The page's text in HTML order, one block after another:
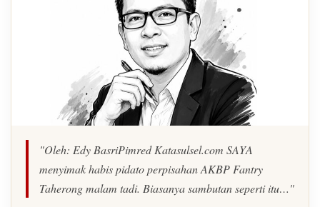
"Oleh: Edy BasriPimred Katasulsel.com SAYA
menyimak habis pidato perpisahan AKBP Fantry
Taherong malam tadi. Biasanya sambutan seperti itu…"